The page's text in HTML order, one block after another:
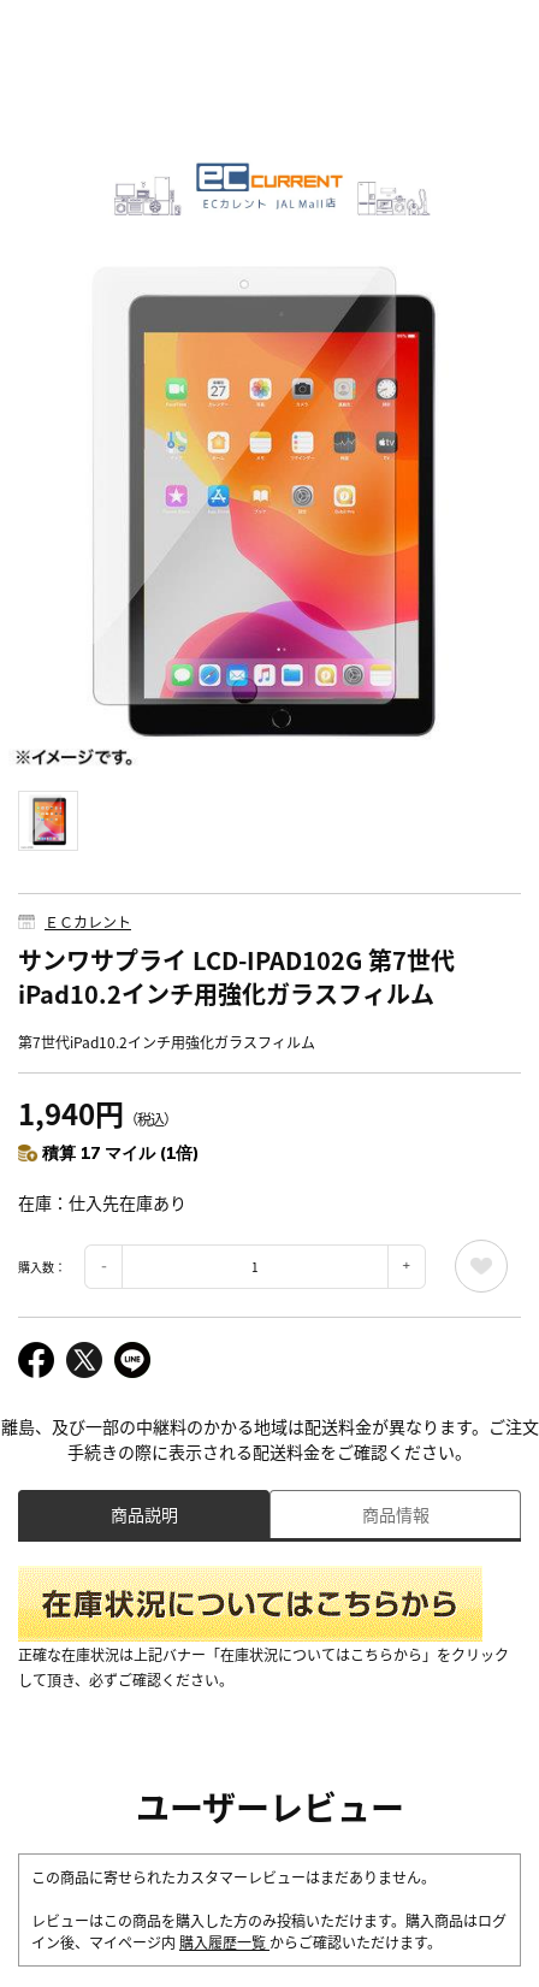
ＥＣカレント
サンワサプライ LCD-IPAD102G 第7世代
iPad10.2インチ用強化ガラスフィルム
第7世代iPad10.2インチ用強化ガラスフィルム
1,940円 （税込）
積算 17 マイル (1倍)
在庫 仕入先在庫あり
購入数：
離島、及び一部の中継料のかかる地域は配送料金が異なります。ご注文
手続きの際に表示される配送料金をご確認ください。
商品説明 商品情報
正確な在庫状況は上記バナー「在庫状況についてはこちらから」をクリック
して頂き、必ずご確認ください。
ユーザーレビュー
この商品に寄せられたカスタマーレビューはまだありません。
レビューはこの商品を購入した方のみ投稿いただけます。購入商品はログ
イン後、マイページ内 購入履歴一覧 からご確認いただけます。